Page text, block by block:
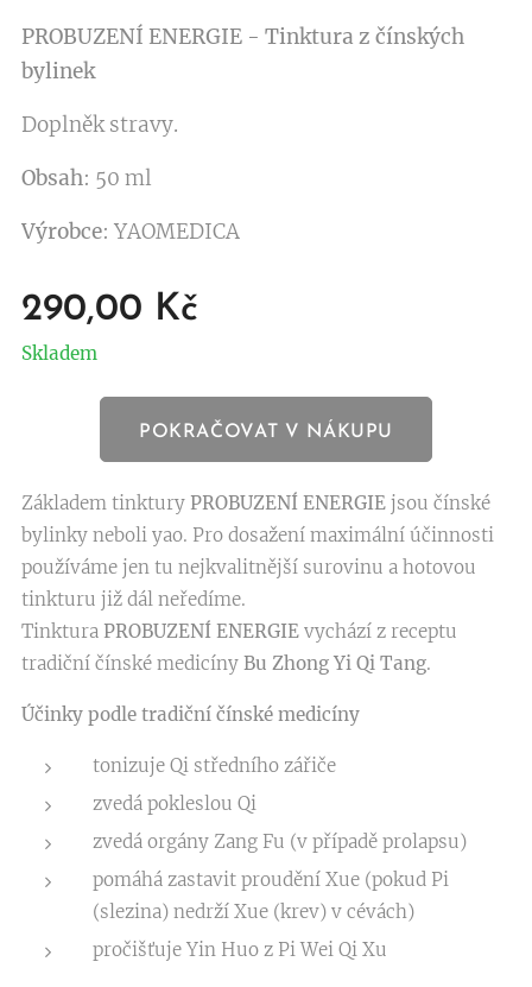
PROBUZENÍ ENERGIE - Tinktura z čínských
bylinek
Doplněk stravy.
Obsah: 50 ml
Výrobce: YAOMEDICA
290,00 Kč
Skladem
POKRAČOVAT V NÁKUPU
Základem tinktury PROBUZENÍ ENERGIE jsou čínské
bylinky neboli yao. Pro dosažení maximální účinnosti
používáme jen tu nejkvalitnější surovinu a hotovou
tinkturu již dál neředíme.
Tinktura PROBUZENÍ ENERGIE vychází z receptu
tradiční čínské medicíny Bu Zhong Yi Qi Tang.
Účinky podle tradiční čínské medicíny
tonizuje Qi středního zářiče
zvedá pokleslou Qi
zvedá orgány Zang Fu (v případě prolapsu)
pomáhá zastavit proudění Xue (pokud Pi
(slezina) nedrží Xue (krev) v cévách)
pročišťuje Yin Huo z Pi Wei Qi Xu